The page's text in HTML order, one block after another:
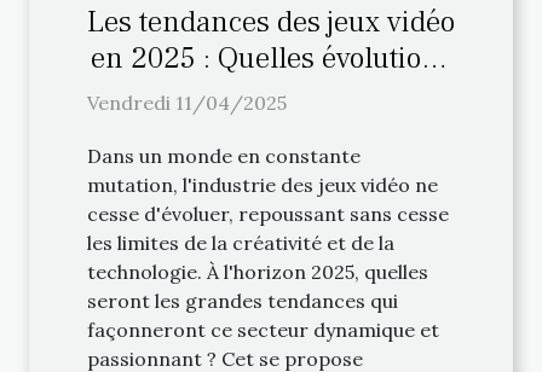
Les tendances des jeux vidéo
en 2025 : Quelles évolutions
attendre ?
Vendredi 11/04/2025
Dans un monde en constante
mutation, l'industrie des jeux vidéo ne
cesse d'évoluer, repoussant sans cesse
les limites de la créativité et de la
technologie. À l'horizon 2025, quelles
seront les grandes tendances qui
façonneront ce secteur dynamique et
passionnant ? Cet se propose